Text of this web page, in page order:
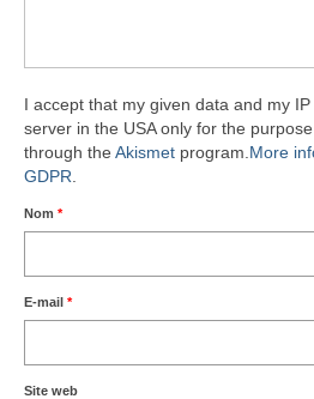
I accept that my given data and my
server in the USA only for the
through the Akismet program. More
GDPR
Nom *
E-mail *
Site web